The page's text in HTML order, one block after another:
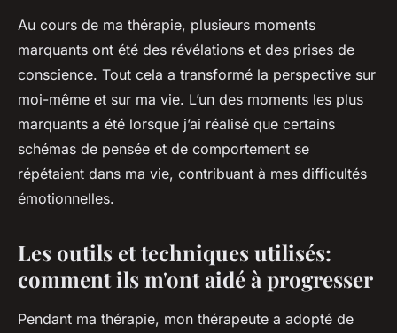
Au cours de ma thérapie, plusieurs moments
marquants ont été des révélations et des prises de
conscience. Tout cela a transformé la perspective sur
moi-même et sur ma vie. L’un des moments les plus
marquants a été lorsque j’ai réalisé que certains
schémas de pensée et de comportement se
répétaient dans ma vie, contribuant à mes difficultés
émotionnelles.
Les outils et techniques utilisés:
comment ils m'ont aidé à progresser
Pendant ma thérapie, mon thérapeute a adopté de